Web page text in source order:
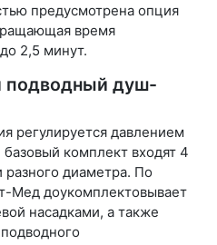
предусмотрена опция
время
2,5 минут.
подводный душ-
регулируется давлением
комплект входят 4
разного диаметра. По
Мед доукомплектовывает
насадками, а также